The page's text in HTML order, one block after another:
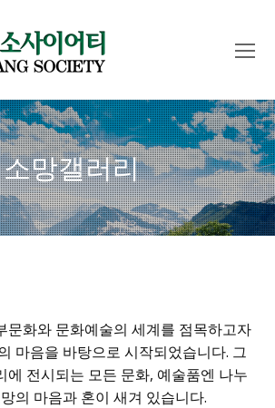
소망갤러리
문화와 문화예술의 세계를 점목하고자
마음을 바탕으로 시작되었습니다. 그
에 전시되는 모든 문화, 예술품엔 나누
의 마음과 혼이 새겨 있습니다.